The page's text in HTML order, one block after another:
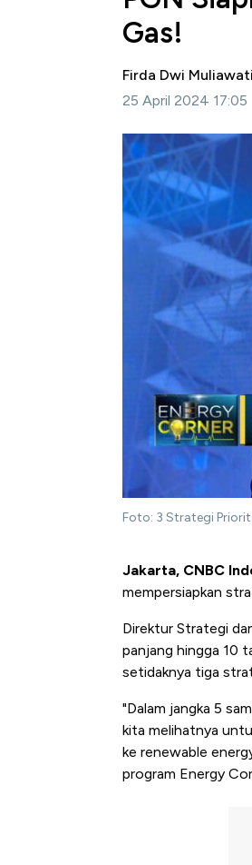
Gas!
Firda Dwi
25 April 2024 17:05
Foto: 3 Strategi
Jakarta, CNBC
mempersiapkan
Direktur Strategi
panjang hingga 10
setidaknya tiga
"Dalam jangka 5
kita melihatnya
ke renewable
program Energy